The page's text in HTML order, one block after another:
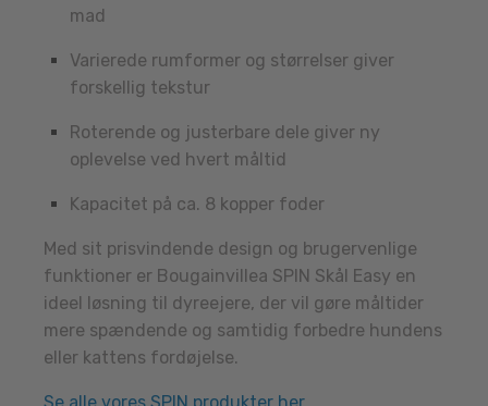
mad
Varierede rumformer og størrelser giver
forskellig tekstur
Roterende og justerbare dele giver ny
oplevelse ved hvert måltid
Kapacitet på ca. 8 kopper foder
Med sit prisvindende design og brugervenlige
funktioner er Bougainvillea SPIN Skål Easy en
ideel løsning til dyreejere, der vil gøre måltider
mere spændende og samtidig forbedre hundens
eller kattens fordøjelse.
Se alle vores SPIN produkter her